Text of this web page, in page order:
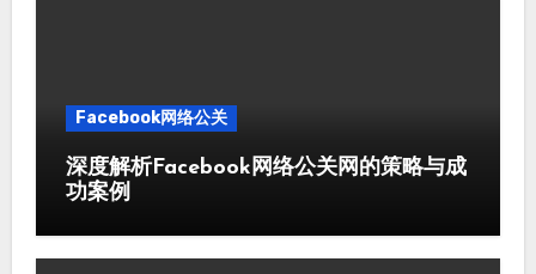
Facebook网络公关
深度解析Facebook网络公关网的策略与成
功案例